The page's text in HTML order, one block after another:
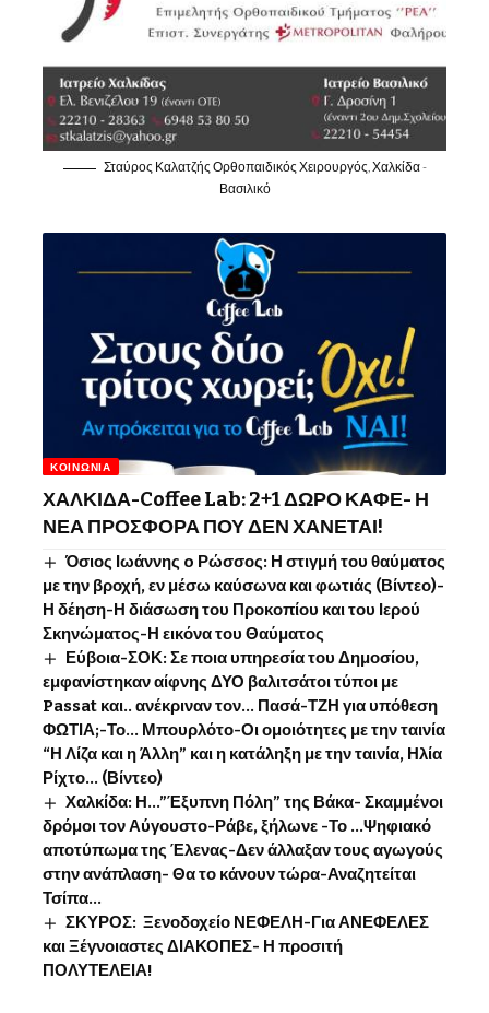
Σταύρος Καλατζής Ορθοπαιδικός Χειρουργός, Χαλκίδα -
Βασιλικό
ΚΟΙΝΩΝΊΑ
ΧΑΛΚΙΔΑ-Coffee Lab: 2+1 ΔΩΡΟ ΚΑΦΕ- Η
ΝΕΑ ΠΡΟΣΦΟΡΑ ΠΟΥ ΔΕΝ ΧΑΝΕΤΑΙ!
Όσιος Ιωάννης o Ρώσσος: Η στιγμή του θαύματος
με την βροχή, εν μέσω καύσωνα και φωτιάς (Βίντεο)-
Η δέηση-Η διάσωση του Προκοπίου και του Ιερού
Σκηνώματος-Η εικόνα του Θαύματος
Εύβοια-ΣΟΚ: Σε ποια υπηρεσία του Δημοσίου,
εμφανίστηκαν αίφνης ΔΥΟ βαλιτσάτοι τύποι με
Passat και.. ανέκριναν τον… Πασά-ΤΖΗ για υπόθεση
ΦΩΤΙΑ;-Το… Μπουρλότο-Οι ομοιότητες με την ταινία
“Η Λίζα και η Άλλη” και η κατάληξη με την ταινία, Ηλία
Ρίχτο… (Βίντεο)
Χαλκίδα: Η…”Έξυπνη Πόλη” της Βάκα- Σκαμμένοι
δρόμοι τον Αύγουστο-Ράβε, ξήλωνε -Το …Ψηφιακό
αποτύπωμα της Έλενας-Δεν άλλαξαν τους αγωγούς
στην ανάπλαση- Θα το κάνουν τώρα-Αναζητείται
Τσίπα…
ΣΚΥΡΟΣ: Ξενοδοχείο ΝΕΦΕΛΗ-Για ΑΝΕΦΕΛΕΣ
και Ξέγνοιαστες ΔΙΑΚΟΠΕΣ- Η προσιτή
ΠΟΛΥΤΕΛΕΙΑ!